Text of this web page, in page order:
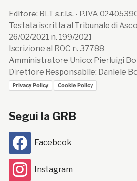
Editore: BLT s.r.l.s. - P.IVA
Testata iscritta al Tribunale di
26/02/2021 n. 199/2021
Iscrizione al ROC n. 37788
Amministratore Unico: Pierluigi
Direttore Responsabile: Daniele
Privacy Policy Cookie Policy
Segui la GRB
Facebook
Instagram